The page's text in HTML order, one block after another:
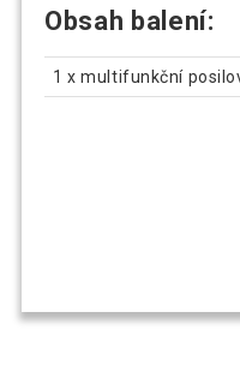
Obsah balení:
1 x multifunkční